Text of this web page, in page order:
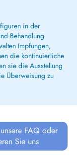
in der
Behandlung
Impfungen,
die kontinuierliche
sie die Ausstellung
Überweisung zu
FAQ oder
Sie uns